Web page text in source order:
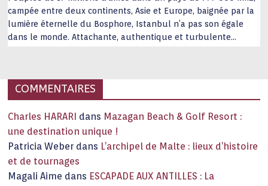
campée entre deux continents, Asie et Europe, baignée par la
lumière éternelle du Bosphore, Istanbul n’a pas son égale
dans le monde. Attachante, authentique et turbulente
COMMENTAIRES
Charles HARARI dans Mazagan Beach & Golf Resort :
une destination unique !
Patricia Weber dans L’archipel de Malte : lieux d’histoire
et de tournages
Magali Aime dans ESCAPADE AUX ANTILLES : La